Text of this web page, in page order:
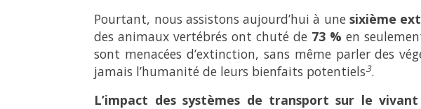
Pourtant, nous assistons aujourd’hui à une sixième
des animaux vertébrés ont chuté de 73 % en
sont menacées d’extinction, sans même parler des
jamais l’humanité de leurs bienfaits potentiels3.
L’impact des systèmes de transport sur le